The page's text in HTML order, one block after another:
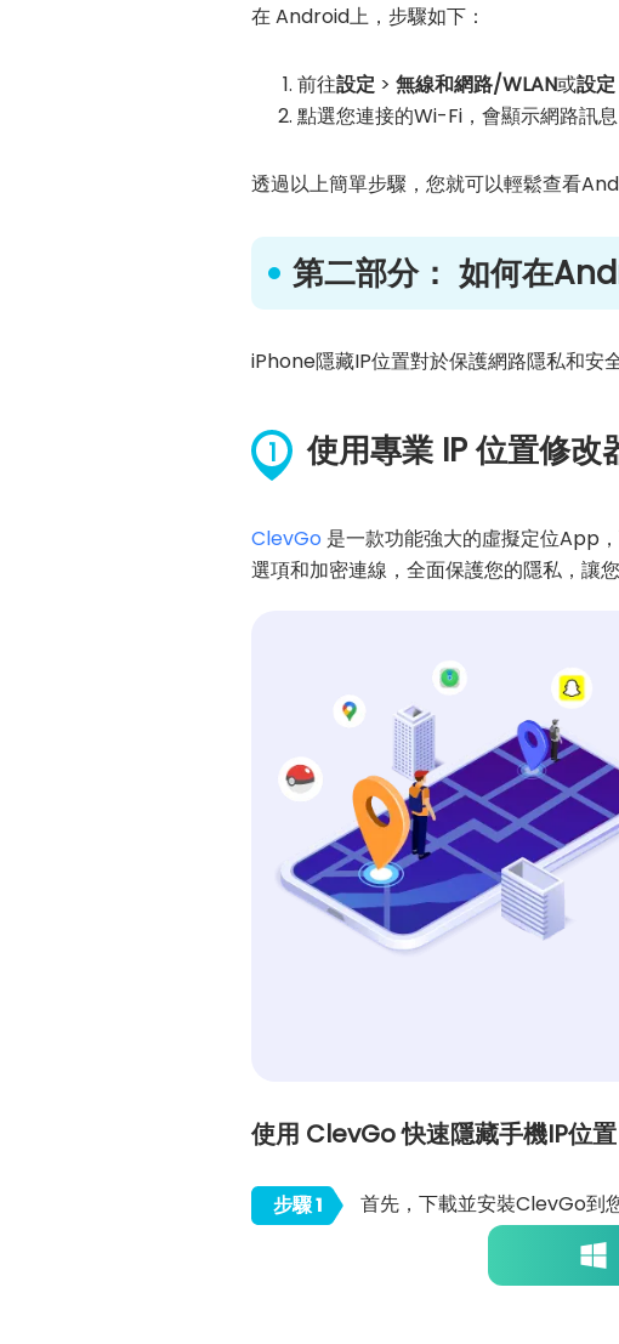
在 Android上，步驟如下：
前往設定 > 無線和網路/WLAN或設定
點選您連接的Wi-Fi，會顯示網路訊
透過以上簡單步驟，您就可以輕鬆查看
第二部分： 如何在
iPhone隱藏IP位置對於保護網路隱私和安
1 使用專業 IP 位置修
ClevGo 是一款功能強大的虛擬定位App
選項和加密連線，全面保護您的隱私，讓
使用 ClevGo 快速隱藏手機IP位置
步驟 1
首先，下載並安裝ClevGo到